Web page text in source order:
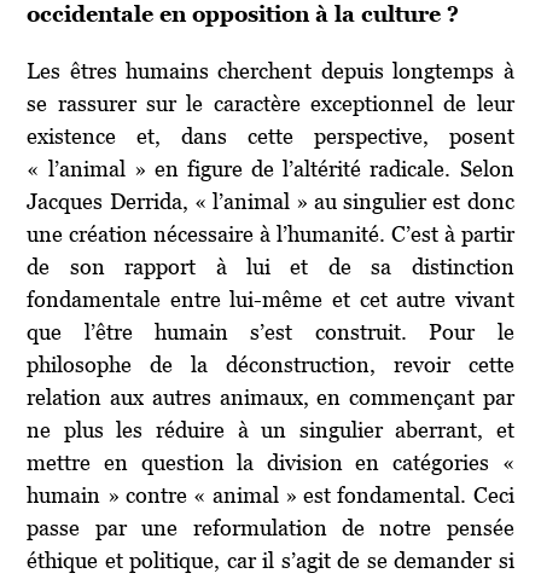
occidentale en opposition à la culture ?
Les êtres humains cherchent depuis longtemps à
se rassurer sur le caractère exceptionnel de leur
existence et, dans cette perspective, posent
« l’animal » en figure de l’altérité radicale. Selon
Jacques Derrida, « l’animal » au singulier est donc
une création nécessaire à l’humanité. C’est à partir
de son rapport à lui et de sa distinction
fondamentale entre lui-même et cet autre vivant
que l’être humain s’est construit. Pour le
philosophe de la déconstruction, revoir cette
relation aux autres animaux, en commençant par
ne plus les réduire à un singulier aberrant, et
mettre en question la division en catégories «
humain » contre « animal » est fondamental. Ceci
passe par une reformulation de notre pensée
éthique et politique, car il s’agit de se demander si